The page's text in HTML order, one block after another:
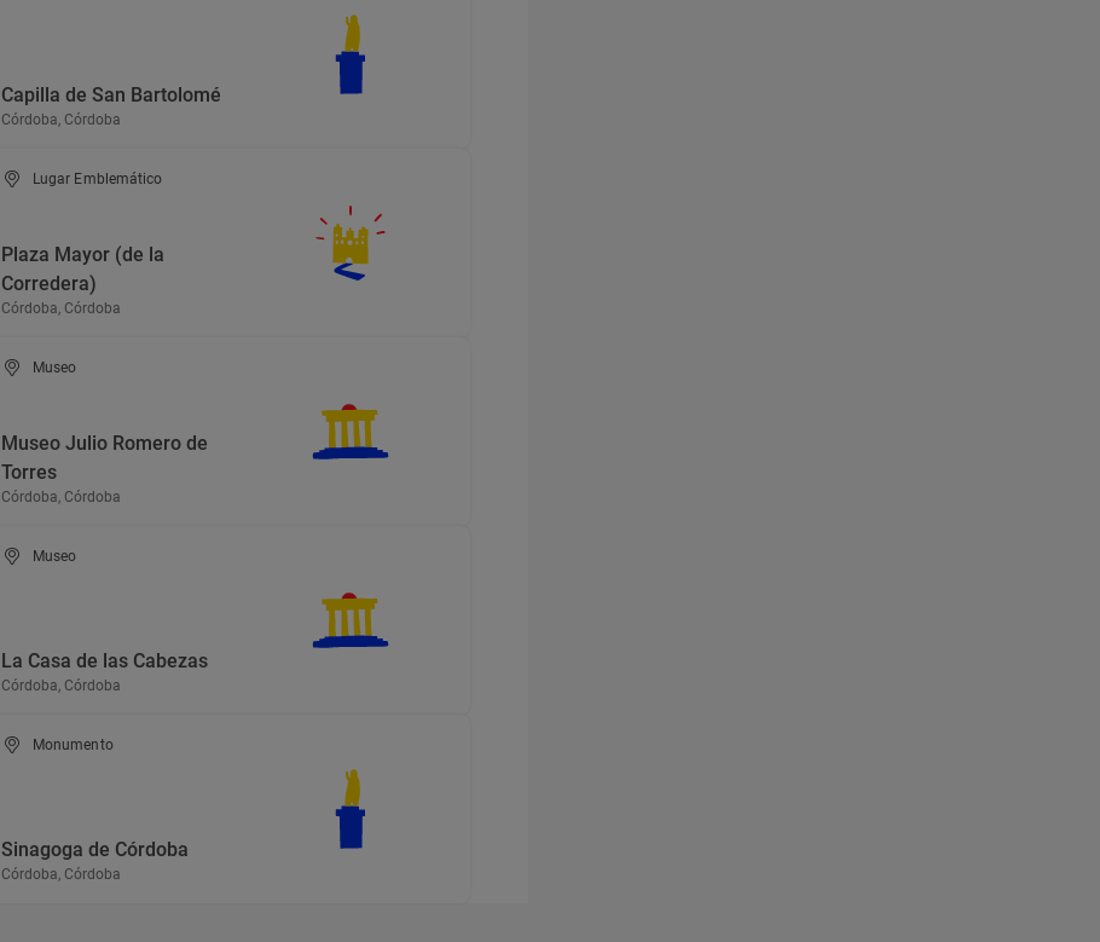
Capilla de San Bartolomé
Córdoba, Córdoba
Lugar Emblemático
Plaza Mayor (de la
Corredera)
Córdoba, Córdoba
Museo
Museo Julio Romero de
Torres
Córdoba, Córdoba
Museo
La Casa de las Cabezas
Córdoba, Córdoba
Monumento
Sinagoga de Córdoba
Córdoba, Córdoba